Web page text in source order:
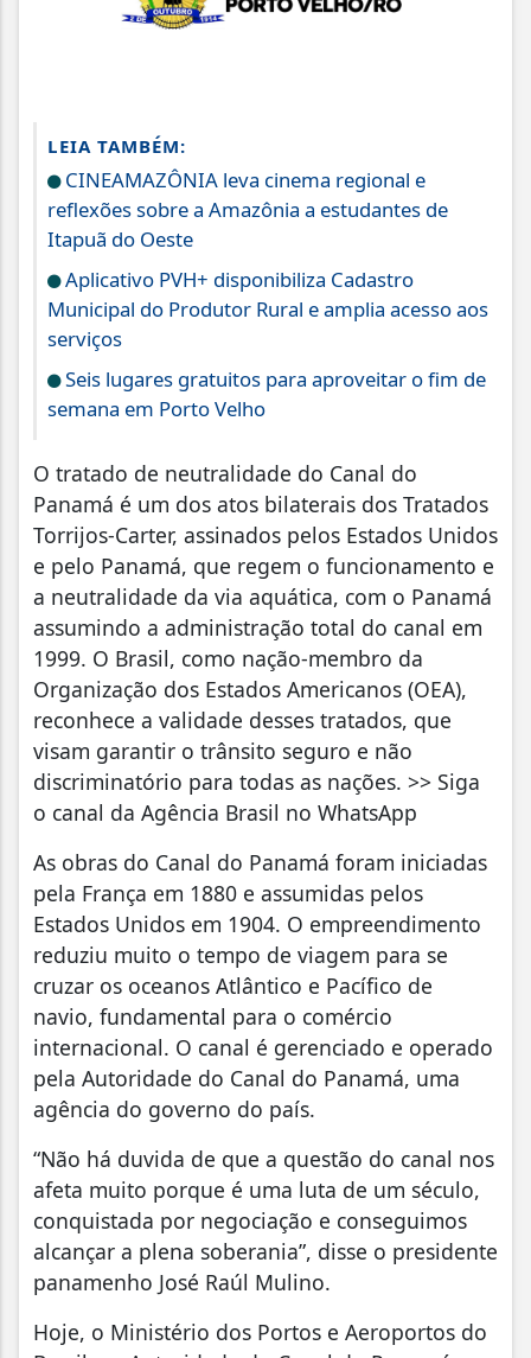
LEIA TAMBÉM:
CINEAMAZÔNIA leva cinema regional e
reflexões sobre a Amazônia a estudantes de
Itapuã do Oeste
Aplicativo PVH+ disponibiliza Cadastro
Municipal do Produtor Rural e amplia acesso aos
serviços
Seis lugares gratuitos para aproveitar o fim de
semana em Porto Velho
O tratado de neutralidade do Canal do
Panamá é um dos atos bilaterais dos Tratados
Torrijos-Carter, assinados pelos Estados Unidos
e pelo Panamá, que regem o funcionamento e
a neutralidade da via aquática, com o Panamá
assumindo a administração total do canal em
1999. O Brasil, como nação-membro da
Organização dos Estados Americanos (OEA),
reconhece a validade desses tratados, que
visam garantir o trânsito seguro e não
discriminatório para todas as nações. >> Siga
o canal da Agência Brasil no WhatsApp
As obras do Canal do Panamá foram iniciadas
pela França em 1880 e assumidas pelos
Estados Unidos em 1904. O empreendimento
reduziu muito o tempo de viagem para se
cruzar os oceanos Atlântico e Pacífico de
navio, fundamental para o comércio
internacional. O canal é gerenciado e operado
pela Autoridade do Canal do Panamá, uma
agência do governo do país.
“Não há duvida de que a questão do canal nos
afeta muito porque é uma luta de um século,
conquistada por negociação e conseguimos
alcançar a plena soberania”, disse o presidente
panamenho José Raúl Mulino.
Hoje, o Ministério dos Portos e Aeroportos do